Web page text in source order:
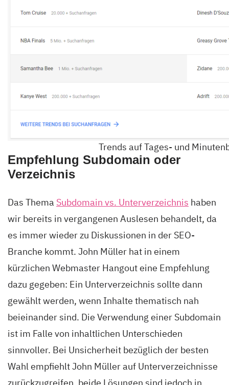
Trends auf Tages- und
Empfehlung Subdomain oder
Verzeichnis
Das Thema Subdomain vs. Unterverzeichnis haben
wir bereits in vergangenen Auslesen behandelt, da
es immer wieder zu Diskussionen in der SEO-
Branche kommt. John Müller hat in einem
kürzlichen Webmaster Hangout eine Empfehlung
dazu gegeben: Ein Unterverzeichnis sollte dann
gewählt werden, wenn Inhalte thematisch nah
beieinander sind. Die Verwendung einer Subdomain
ist im Falle von inhaltlichen Unterschieden
sinnvoller. Bei Unsicherheit bezüglich der besten
Wahl empfiehlt John Müller auf Unterverzeichnisse